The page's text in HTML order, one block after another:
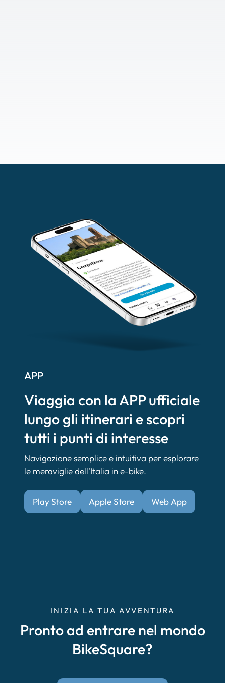
APP
Viaggia con la APP ufficiale
lungo gli itinerari e scopri
tutti i punti di interesse
Navigazione semplice e intuitiva per esplorare
le meraviglie dell'Italia in e-bike.
Play Store Apple Store Web App
INIZIA LA TUA AVVENTURA
Pronto ad entrare nel mondo
BikeSquare?